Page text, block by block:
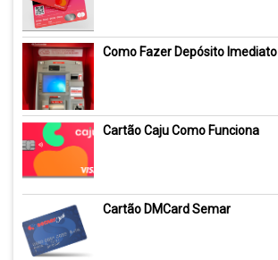
Como Fazer Depósito Imediato
Cartão Caju Como Funciona
Cartão DMCard Semar